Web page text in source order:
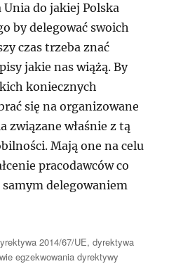
do jakiej Polska
by delegować swoich
czas trzeba znać
jakie nas wiążą. By
koniecznych
się na organizowane
związane właśnie z tą
Mają one na celu
pracodawców co
delegowaniem
2014/67/UE,dyrektywa
egzekwowania dyrektywy